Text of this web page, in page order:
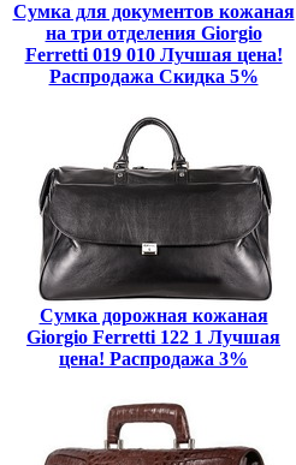
Сумка для документов кожаная
на три отделения Giorgio
Ferretti 019 010 Лучшая цена!
Распродажа Скидка 5%
Сумка дорожная кожаная
Giorgio Ferretti 122 1 Лучшая
цена! Распродажа 3%